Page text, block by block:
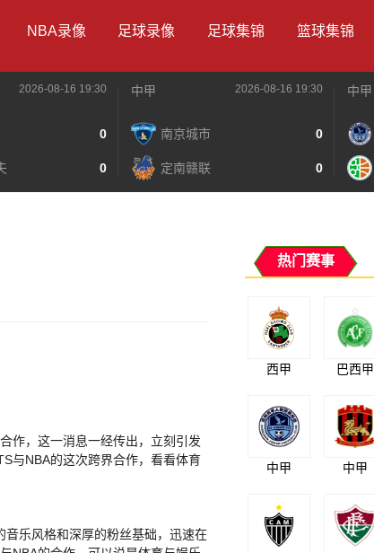
NBA录像 足球录像 足球集锦 篮球集锦
2026-08-16 19:30
0
0
中甲 2026-08-16 19:30
南京城市 0
定南赣联 0
中甲
作，这一消息一经传出，立刻引发
与NBA的这次跨界合作，看看体育
乐风格和深厚的粉丝基础，迅速在
热门赛事
西甲 巴西甲
中甲 中甲